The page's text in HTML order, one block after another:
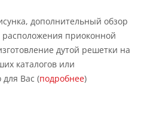
дополнительный обзор
расположения приоконной
дутой решетки на
каталогов или
для Вас (подробнее)